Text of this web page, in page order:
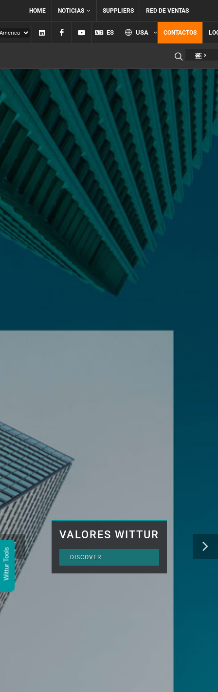
Wittur Tools
HOME NOTICIAS SUPPLIERS RED DE VENTAS
Linkedin FacebookYouTube
ES USA CONTACTOS
VALORES WITTUR
DISCOVER